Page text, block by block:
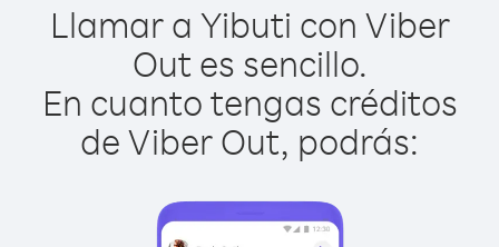
Llamar a Yibuti con Viber
Out es sencillo.
En cuanto tengas créditos
de Viber Out, podrás: